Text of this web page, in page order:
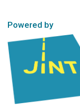
Powered by